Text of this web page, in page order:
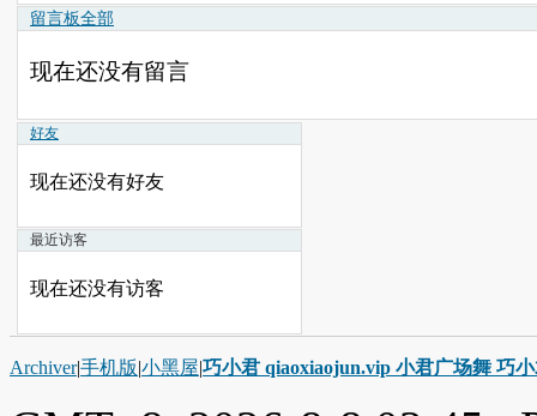
留言板全部
现在还没有留言
好友
现在还没有好友
最近访客
现在还没有访客
Archiver|手机版|小黑屋|巧小君 qiaoxiaojun.vip 小君广场舞 巧